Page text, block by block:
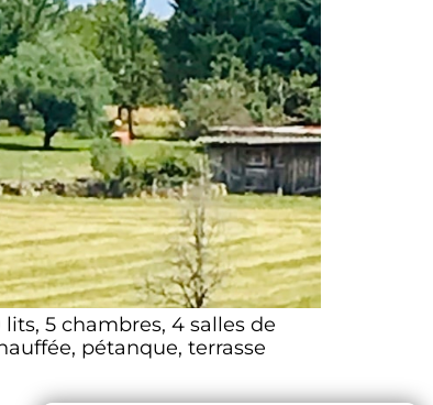
5 chambres, 4 salles de
pétanque, terrasse